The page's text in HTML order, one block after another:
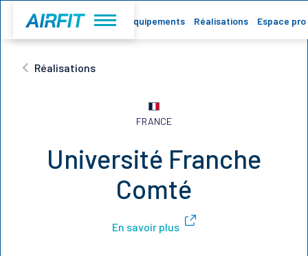
Accueil Equipements Réalisations Espace pro
Réalisations
FRANCE
Université Franche
Comté
En savoir plus